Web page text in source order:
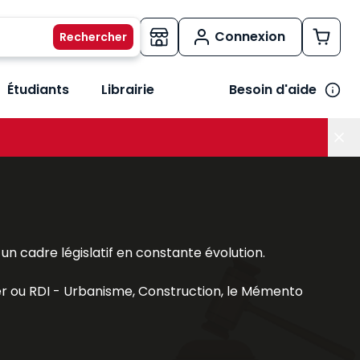
Connexion
métiers
le sous-menu Vos besoins
Étudiants Librairie Besoin d'aide
cadre législatif en constante évolution.
ou RDI - Urbanisme, Construction, le Mémento